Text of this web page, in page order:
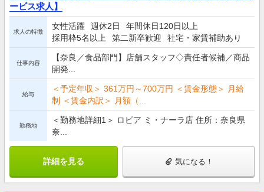
ービス求人】
求人の特徴
女性活躍 週休2日
年間休日120日以上
採用枠5名以上
第二新卒歓迎 社宅・家賃補助あり
仕事内容
【奈良／食品部門】店舗スタッフ◇責任者候補／商品
開発...
給与
＜予定年収＞ 361万円～700万円 ＜賃金形態＞ 月給
制 ＜賃金内訳＞ 月額（...
勤務地
＜勤務地詳細1＞ ロピア ミ・ナーラ店 住所：奈良県
奈...
詳細を見る 気になる！